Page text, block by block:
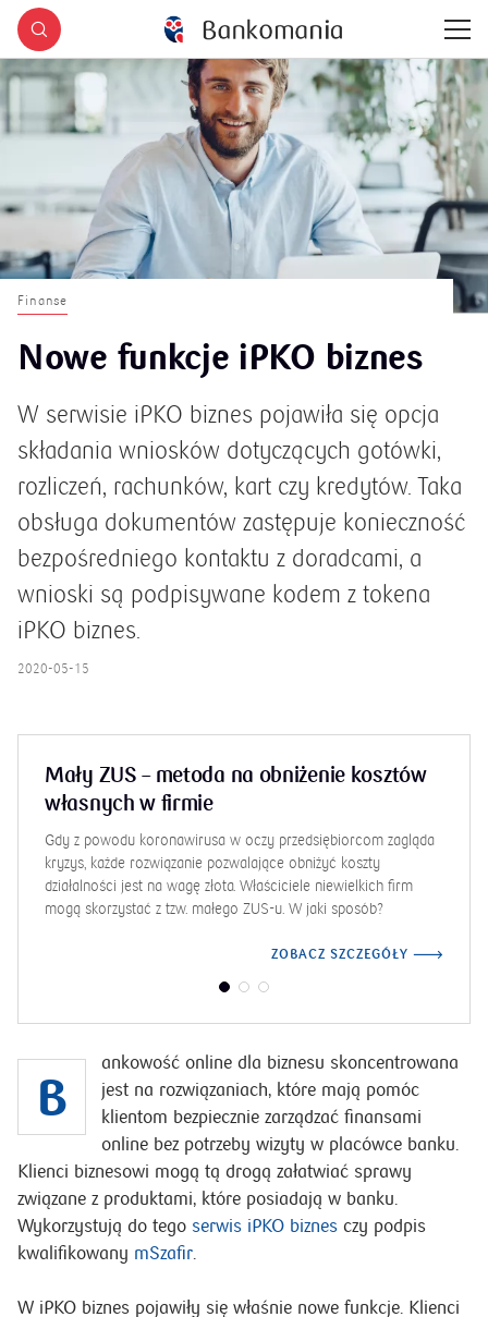
Finanse
Nowe funkcje iPKO biznes
W serwisie iPKO biznes pojawiła się opcja
składania wniosków dotyczących gotówki,
rozliczeń, rachunków, kart czy kredytów. Taka
obsługa dokumentów zastępuje konieczność
bezpośredniego kontaktu z doradcami, a
wnioski są podpisywane kodem z tokena
iPKO biznes.
2020-05-15
B
ankowość online dla biznesu skoncentrowana
jest na rozwiązaniach, które mają pomóc
klientom bezpiecznie zarządzać finansami
online bez potrzeby wizyty w placówce banku.
Klienci biznesowi mogą tą drogą załatwiać sprawy
związane z produktami, które posiadają w banku.
Wykorzystują do tego
kwalifikowany
mSzafir
Jak wynająć auto? Leasing czy najem
długoterminowy?
Leasing będzie lepszym rozwiązaniem dla osób, które chcą za
symboliczną wartość nabyć samochód po zakończeniu
umowy. Wynajem długoterminowy sprawdzi się w przypadku
ceniących wygodę i gotowych za to trochę więcej zapłacić. Co
korzystać w czasie epidemii koronawirusa?